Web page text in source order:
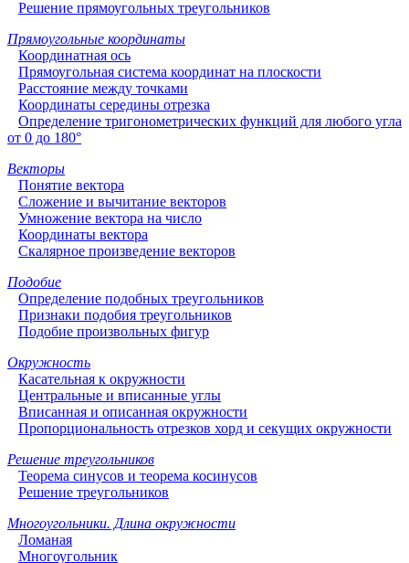
Решение прямоугольных треугольников
Прямоугольные координаты
Координатная ось
Прямоугольная система координат на плоскости
Расстояние между точками
Координаты середины отрезка
Определение тригонометрических функций для любого угла
от 0 до 180°
Векторы
Понятие вектора
Сложение и вычитание векторов
Умножение вектора на число
Координаты вектора
Скалярное произведение векторов
Подобие
Определение подобных треугольников
Признаки подобия треугольников
Подобие произвольных фигур
Окружность
Касательная к окружности
Центральные и вписанные углы
Вписанная и описанная окружности
Пропорциональность отрезков хорд и секущих окружности
Решение треугольников
Теорема синусов и теорема косинусов
Решение треугольников
Многоугольники. Длина окружности
Ломаная
Многоугольник